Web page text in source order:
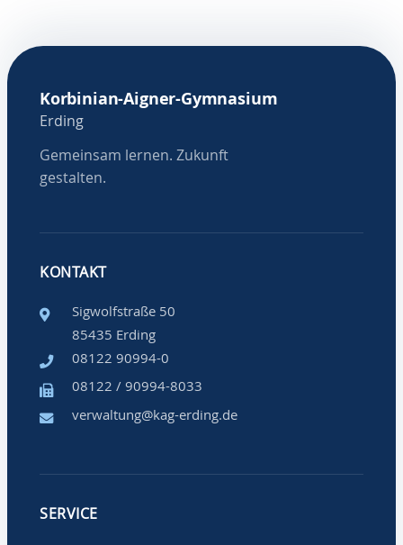
Korbinian-Aigner-Gymnasium
Erding
Gemeinsam lernen. Zukunft
gestalten.
KONTAKT
Sigwolfstraße 50
85435 Erding
08122 90994-0
08122 / 90994-8033
verwaltung@kag-erding.de
SERVICE